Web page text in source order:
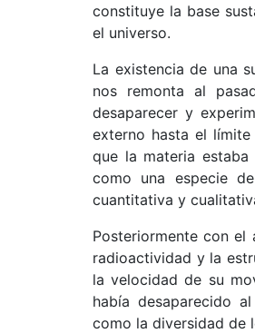
constituye la base
el universo.
La existencia de una
nos remonta al
desaparecer y
externo hasta el
que la materia
como una especie
cuantitativa y
Posteriormente con
radioactividad y la
la velocidad de su
había desaparecido
como la diversidad de